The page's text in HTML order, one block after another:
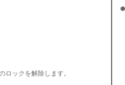
ロックを解除します。